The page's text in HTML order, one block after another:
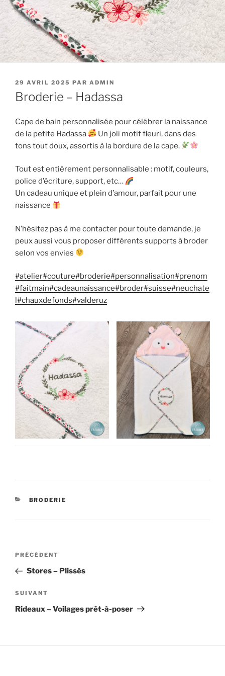
PUBLIÉ
LE
29 AVRIL 2025 PAR ADMIN
Broderie – Hadassa
Cape de bain personnalisée pour célébrer la naissance
de la petite Hadassa
Un joli motif fleuri, dans des
tons tout doux, assortis à la bordure de la cape.
Tout est entièrement personnalisable : motif, couleurs,
police d’écriture, support, etc…
Un cadeau unique et plein d’amour, parfait pour une
naissance
N’hésitez pas à me contacter pour toute demande, je
peux aussi vous proposer différents supports à broder
selon vos envies
#atelier#couture#broderie#personnalisation#prenom
#faitmain#cadeaunaissance#broder#suisse#neuchate
l#chauxdefonds#valderuz
CATÉGORIES
BRODERIE
Navigation
l’article
Article
précédent
PRÉCÉDENT
Stores – Plissés
Article
suivant
SUIVANT
Rideaux – Voilages prêt-à-poser